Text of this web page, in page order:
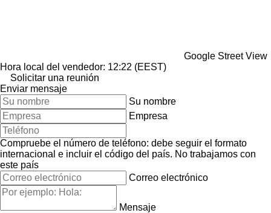
Google Street View
Hora local del vendedor: 12:22 (EEST)
Solicitar una reunión
Enviar mensaje
Su nombre
Empresa
Compruebe el número de teléfono: debe seguir el formato
internacional e incluir el código del país. No trabajamos con
este país
Correo electrónico
Mensaje